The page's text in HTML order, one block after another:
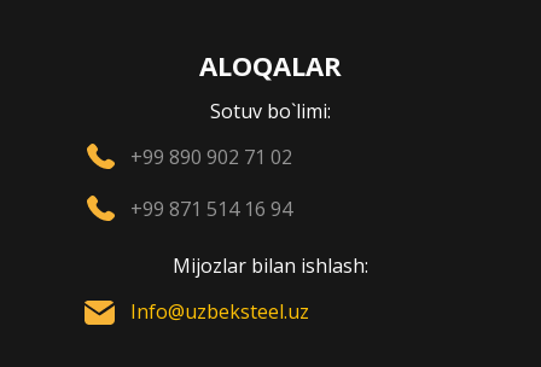
ALOQALAR
Sotuv bo`limi:
+99 890 902 71 02
+99 871 514 16 94
Mijozlar bilan ishlash:
Info@uzbeksteel.uz